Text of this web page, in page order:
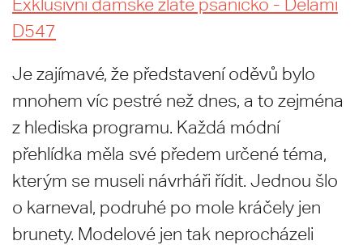
Exklusivní dámské zlaté psaníčko - Delami
D547
Je zajímavé, že představení oděvů bylo
mnohem víc pestré než dnes, a to zejména
z hlediska programu. Každá módní
přehlídka měla své předem určené téma,
kterým se museli návrháři řídit. Jednou šlo
o karneval, podruhé po mole kráčely jen
brunety. Modelové jen tak neprocházeli